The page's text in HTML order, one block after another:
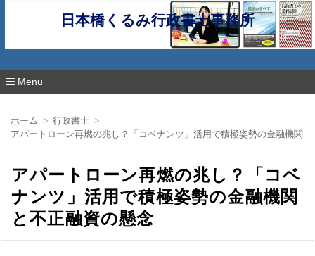
日本橋くるみ行政書士事務所
Menu
ホーム
行政書士
アパートローン再燃の兆し？「コベナンツ」活用で積極姿勢の金融機関
アパートローン再燃の兆し？「コベ
ナンツ」活用で積極姿勢の金融機関
と不正融資の懸念